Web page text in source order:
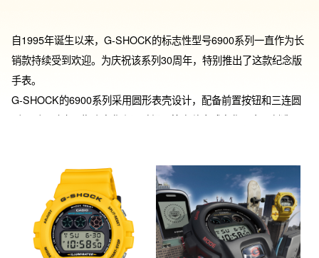
自1995年诞生以来，G-SHOCK的标志性型号6900系列一直作为长
销款持续受到欢迎。为庆祝该系列30周年，特别推出了这款纪念版
手表。
G-SHOCK的6900系列采用圆形表壳设计，配备前置按钮和三连圆
形图形，融合了街头文化和运动场景等多种全球文化元素，创造了
等极限运动爱好者的喜爱。
为了纪念6900系列30周年，特别重现了DW-6900H中使用的黑色、
红色和黄色三种经典配色，再现了该系列自1995年以来多样化风格
的根源色彩。此外，各部件均采用了特别规格设计，如将前置按钮